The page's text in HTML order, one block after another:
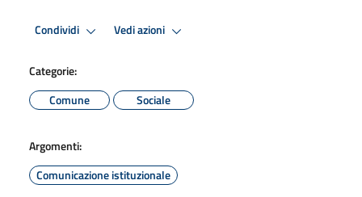
Condividi Vedi azioni
Categorie:
Comune
Sociale
Argomenti:
Comunicazione istituzionale